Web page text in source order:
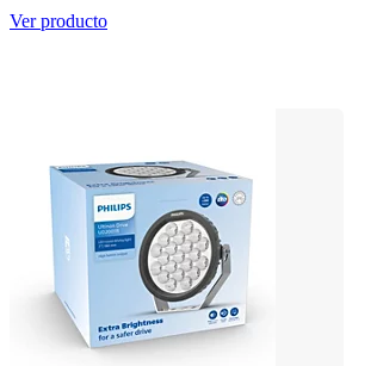
Ver producto